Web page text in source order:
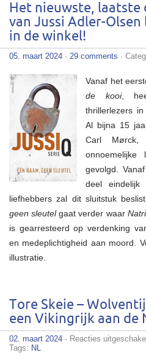
Het nieuwste, laatste
van Jussi Adler-
in de winkel!
05. maart 2024 · 29 comments ·
Vanaf het
de kooi,
thrillerlezers
Al bijna 15
Carl Mørck,
gevolgd.
deel
liefhebbers zal dit sluitstuk
geen sleutelgaat verder waar
is gearresteerd op verdenking
en medeplichtigheid aan moord.
illustratie.
Tore Skeie –
een Vikingrijk aan de
02. maart 2024 · Reacties
Tags: NL